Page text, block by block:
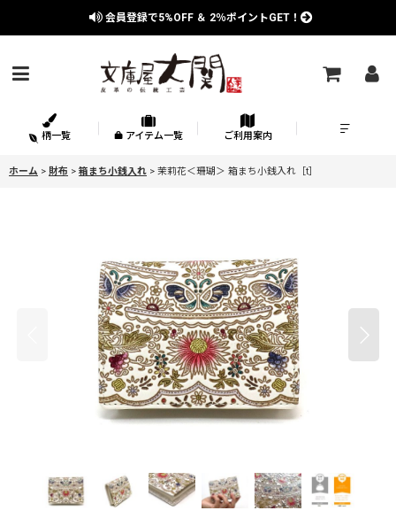
会員登録で5%OFF ＆ 2％ポイントGET！
柄一覧 アイテム一覧 ご利用案内
ホーム > 財布 > 箱まち小銭入れ > 茉莉花＜珊瑚＞ 箱まち小銭入れ［t］